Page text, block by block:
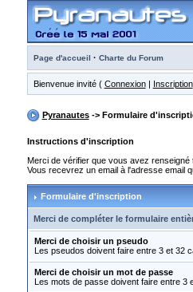
Page d'accueil · Charte du Forum
Bienvenue invité ( Connexion| Inscription
Pyranautes-> Formulaire
Instructions d'inscription
Merci de vérifier que vous avez
Vous recevrez un email à l'adresse email
Formulaire d'inscription
Merci de compléter le formulaire
Merci de choisir un pseudo
Les pseudos doivent faire entre 3 et 32
Merci de choisir un mot de passe
Les mots de passe doivent faire entre 3